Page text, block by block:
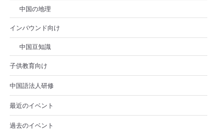
中国の地理
インバウンド向け
中国豆知識
子供教育向け
中国語法人研修
最近のイベント
過去のイベント